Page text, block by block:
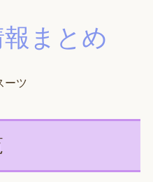
まとめ
ーツ